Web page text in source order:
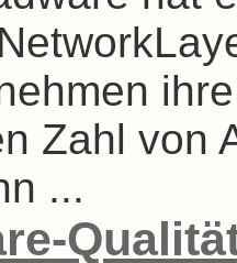
Zahl von
...